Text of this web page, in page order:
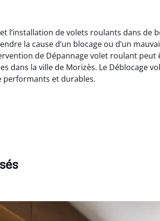
l’installation de volets roulants dans de
la cause d’un blocage ou d’un
de Dépannage volet roulant peut
dans la ville de Morizès. Le Déblocage
performants et durables.